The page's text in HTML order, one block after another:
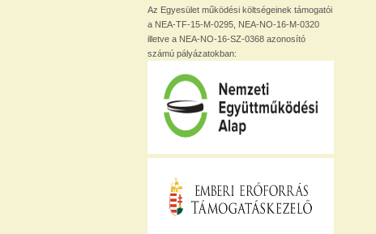
Az Egyesület működési költségeinek támogatói
a NEA-TF-15-M-0295, NEA-NO-16-M-0320
illetve a NEA-NO-16-SZ-0368 azonosító
számú pályázatokban: